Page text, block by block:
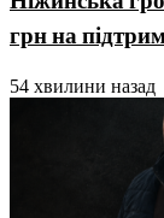
грн на
54 хвилини назад